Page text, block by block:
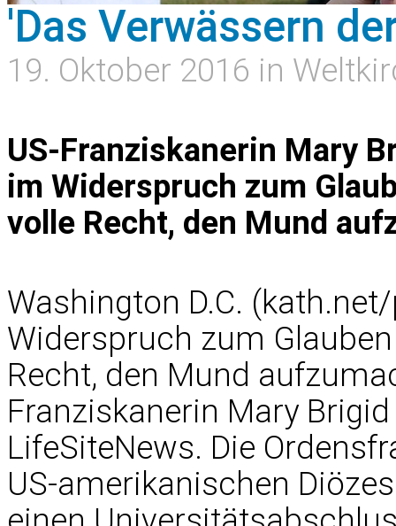
'Das Verwässern
19. Oktober 2016 in
US-Franziskanerin Mary
im Widerspruch zum
volle Recht, den Mund
Washington D.C.
Widerspruch zum
Recht, den Mund
Franziskanerin Mary
LifeSiteNews. Die
US-amerikanischen